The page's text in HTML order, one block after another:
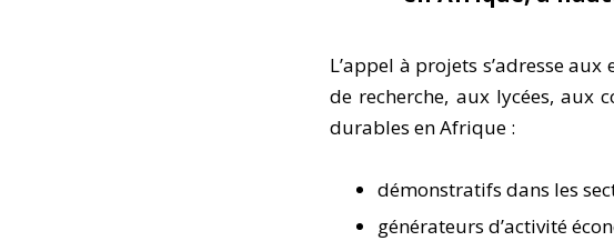
L’appel à projets s’adresse
de recherche, aux lycées, aux
durables en Afrique :
démonstratifs dans les
générateurs d’activité